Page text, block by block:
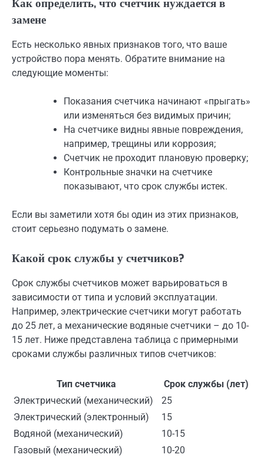
Как определить, что счетчик нуждается в
замене
Есть несколько явных признаков того, что ваше
устройство пора менять. Обратите внимание на
следующие моменты:
Показания счетчика начинают «прыгать»
или изменяться без видимых причин;
На счетчике видны явные повреждения,
например, трещины или коррозия;
Счетчик не проходит плановую проверку;
Контрольные значки на счетчике
показывают, что срок службы истек.
Если вы заметили хотя бы один из этих признаков,
стоит серьезно подумать о замене.
Какой срок службы у счетчиков?
Срок службы счетчиков может варьироваться в
зависимости от типа и условий эксплуатации.
Например, электрические счетчики могут работать
до 25 лет, а механические водяные счетчики – до 10-
15 лет. Ниже представлена таблица с примерными
сроками службы различных типов счетчиков:
Тип счетчика
Срок службы (лет)
Электрический (механический)
25
Электрический (электронный)
15
Водяной (механический)
10-15
Газовый (механический)
10-20